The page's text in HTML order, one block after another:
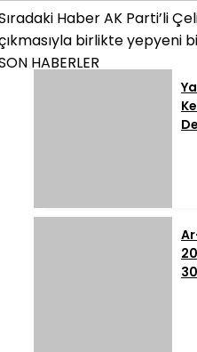
HaberAK Parti’li
birlikte yepyeni
HABERLER